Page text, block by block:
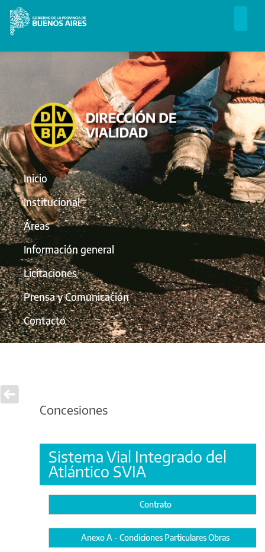
Inicio
Institucional
Áreas
Información general
Licitaciones
Prensa y Comunicación
Contacto
Concesiones
Sistema Vial Integrado del
Atlántico SVIA
Contrato
Anexo A - Condiciones Particulares Obras